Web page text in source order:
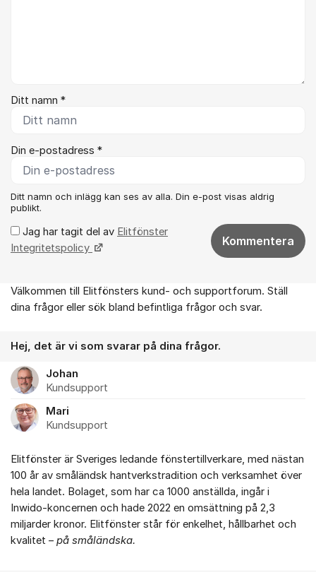
Ditt namn *
Din e-postadress *
Ditt namn och inlägg kan ses av alla. Din e-post visas aldrig
publikt.
Jag har tagit del av Elitfönster
Integritetspolicy
Kommentera
Om forumet
Välkommen till Elitfönsters kund- och supportforum. Ställ
dina frågor eller sök bland befintliga frågor och svar.
Hej, det är vi som svarar på dina frågor.
Johan
Kundsupport
Mari
Kundsupport
Elitfönster är Sveriges ledande fönstertillverkare, med nästan
100 år av småländsk hantverkstradition och verksamhet över
hela landet. Bolaget, som har ca 1000 anställda, ingår i
Inwido-koncernen och hade 2022 en omsättning på 2,3
miljarder kronor. Elitfönster står för enkelhet, hållbarhet och
kvalitet – på småländska.